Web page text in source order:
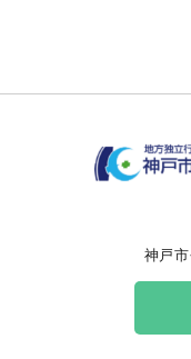
神戸